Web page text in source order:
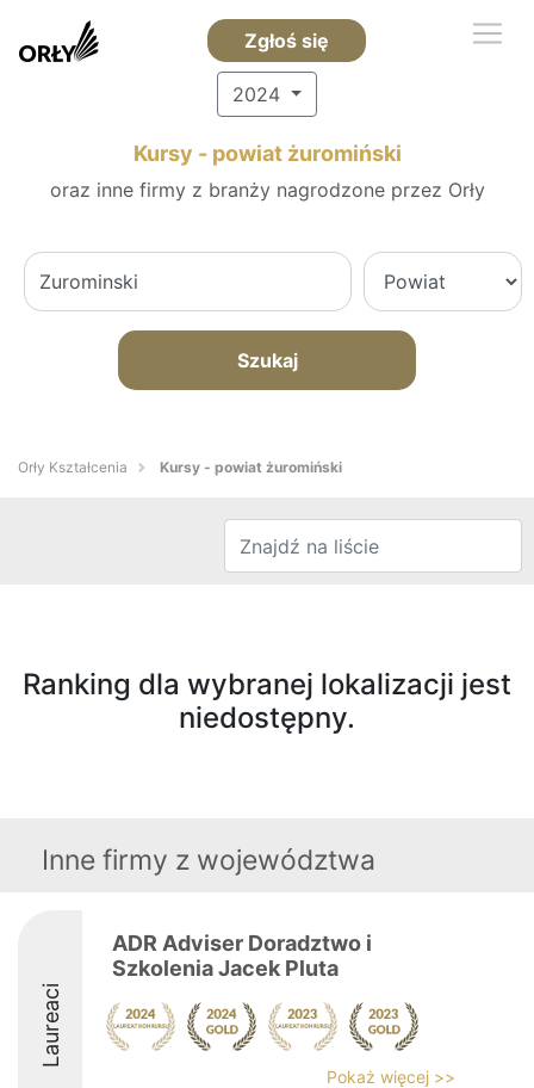
Zgłoś się
2024
Kursy - powiat żuromiński
oraz inne firmy z branży nagrodzone przez Orły
Szukaj
Orły Kształcenia Kursy - powiat żuromiński
Ranking dla wybranej lokalizacji jest
niedostępny.
Inne firmy z województwa
Laureaci
ADR Adviser Doradztwo i
Szkolenia Jacek Pluta
Pokaż więcej >>